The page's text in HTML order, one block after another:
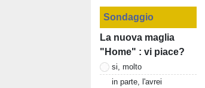
Sondaggio
La nuova maglia
"Home" : vi piace?
si, molto
in parte, l'avrei